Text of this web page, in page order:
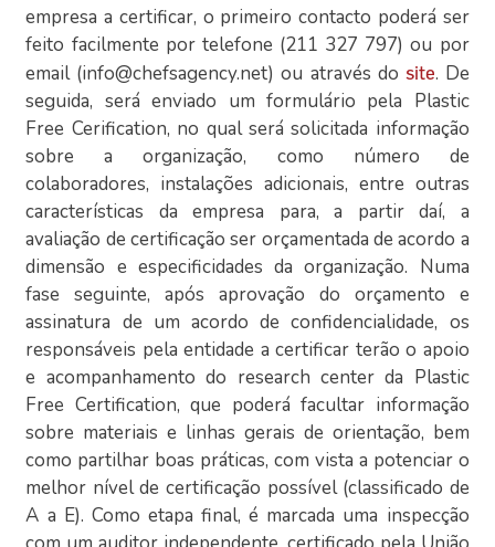
empresa a certificar, o primeiro contacto poderá ser
feito facilmente por telefone (211 327 797) ou por
email (info@chefsagency.net) ou através do site. De
seguida, será enviado um formulário pela Plastic
Free Cerification, no qual será solicitada informação
sobre a organização, como número de
colaboradores, instalações adicionais, entre outras
características da empresa para, a partir daí, a
avaliação de certificação ser orçamentada de acordo a
dimensão e especificidades da organização. Numa
fase seguinte, após aprovação do orçamento e
assinatura de um acordo de confidencialidade, os
responsáveis pela entidade a certificar terão o apoio
e acompanhamento do research center da Plastic
Free Certification, que poderá facultar informação
sobre materiais e linhas gerais de orientação, bem
como partilhar boas práticas, com vista a potenciar o
melhor nível de certificação possível (classificado de
A a E). Como etapa final, é marcada uma inspecção